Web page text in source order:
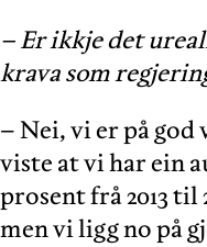
– Er ikkje det
krava som
– Nei, vi er på
viste at vi har ein
prosent frå 2013 til
men vi ligg no på